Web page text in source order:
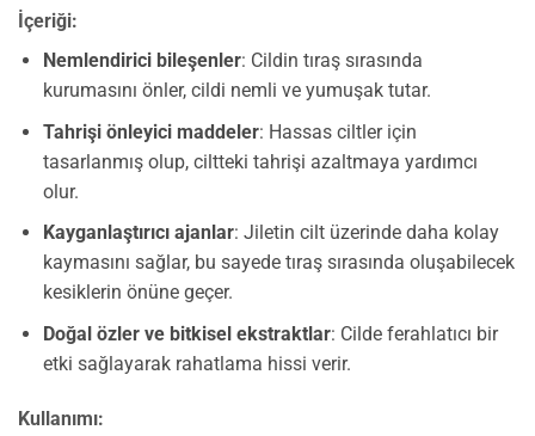
İçeriği:
Nemlendirici bileşenler: Cildin tıraş sırasında
kurumasını önler, cildi nemli ve yumuşak tutar.
Tahrişi önleyici maddeler: Hassas ciltler için
tasarlanmış olup, ciltteki tahrişi azaltmaya yardımcı
olur.
Kayganlaştırıcı ajanlar: Jiletin cilt üzerinde daha kolay
kaymasını sağlar, bu sayede tıraş sırasında oluşabilecek
kesiklerin önüne geçer.
Doğal özler ve bitkisel ekstraktlar: Cilde ferahlatıcı bir
etki sağlayarak rahatlama hissi verir.
Kullanımı: